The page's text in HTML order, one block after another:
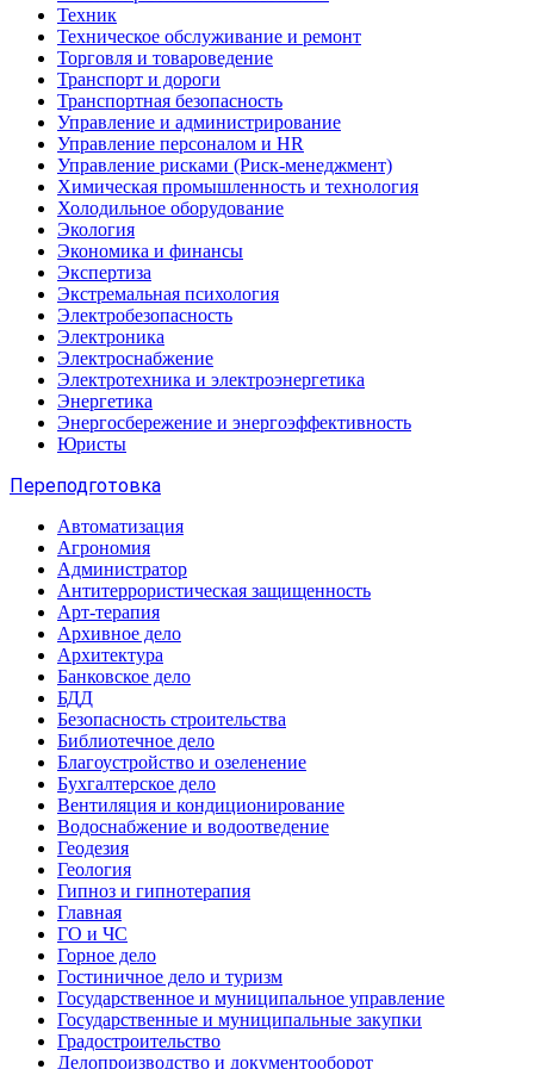
Техник
Техническое обслуживание и ремонт
Торговля и товароведение
Транспорт и дороги
Транспортная безопасность
Управление и администрирование
Управление персоналом и HR
Управление рисками (Риск-менеджмент)
Химическая промышленность и технология
Холодильное оборудование
Экология
Экономика и финансы
Экспертиза
Экстремальная психология
Электробезопасность
Электроника
Электроснабжение
Электротехника и электроэнергетика
Энергетика
Энергосбережение и энергоэффективность
Юристы
Переподготовка
Автоматизация
Агрономия
Администратор
Антитеррористическая защищенность
Арт-терапия
Архивное дело
Архитектура
Банковское дело
БДД
Безопасность строительства
Библиотечное дело
Благоустройство и озеленение
Бухгалтерское дело
Вентиляция и кондиционирование
Водоснабжение и водоотведение
Геодезия
Геология
Гипноз и гипнотерапия
Главная
ГО и ЧС
Горное дело
Гостиничное дело и туризм
Государственное и муниципальное управление
Государственные и муниципальные закупки
Градостроительство
Делопроизводство и документооборот